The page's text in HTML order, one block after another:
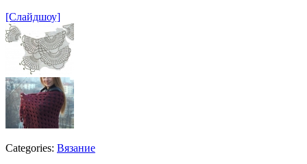
[Слайдшоу]
Categories: Вязание